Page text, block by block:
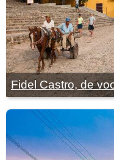
Fidel Castro, de